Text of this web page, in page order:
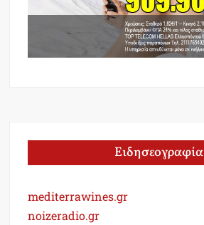
Ειδησεογραφία
mediterrawines.gr
noizeradio.gr